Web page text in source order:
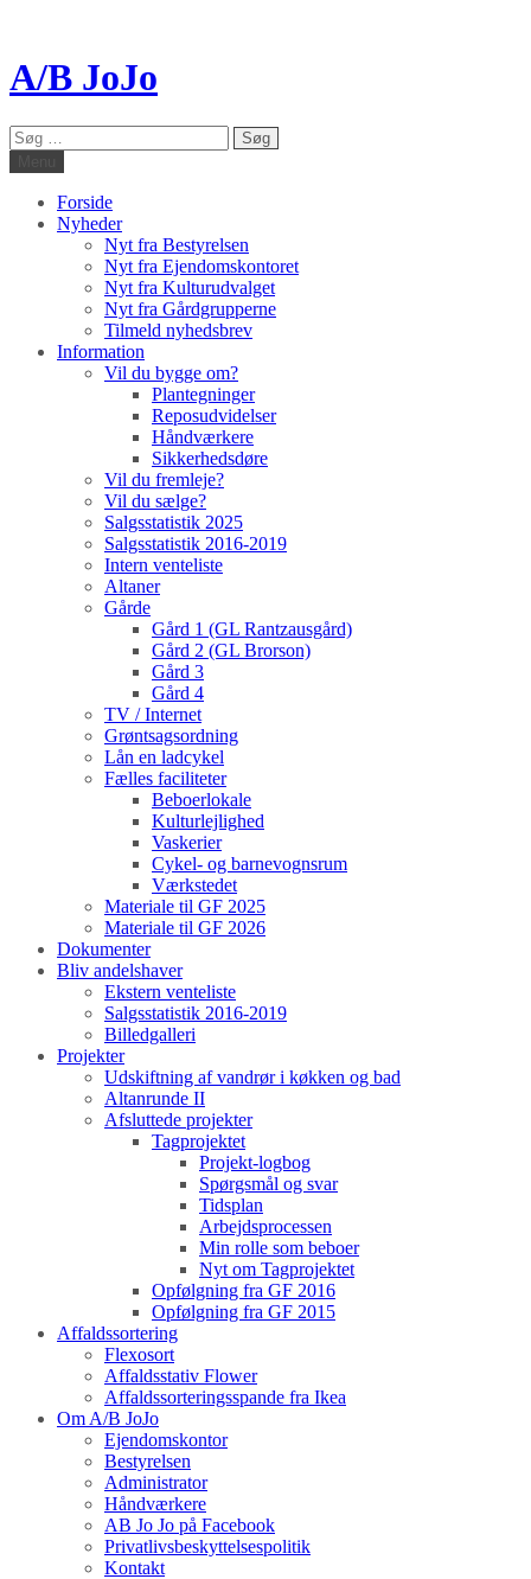
A/B JoJo
Søg
efter:
Forside
Nyheder
Nyt fra Bestyrelsen
Nyt fra Ejendomskontoret
Nyt fra Kulturudvalget
Nyt fra Gårdgrupperne
Tilmeld nyhedsbrev
Information
Vil du bygge om?
Plantegninger
Reposudvidelser
Håndværkere
Sikkerhedsdøre
Vil du fremleje?
Vil du sælge?
Salgsstatistik 2025
Salgsstatistik 2016-2019
Intern venteliste
Altaner
Gårde
Gård 1 (GL Rantzausgård)
Gård 2 (GL Brorson)
Gård 3
Gård 4
TV / Internet
Grøntsagsordning
Lån en ladcykel
Fælles faciliteter
Beboerlokale
Kulturlejlighed
Vaskerier
Cykel- og barnevognsrum
Værkstedet
Materiale til GF 2025
Materiale til GF 2026
Dokumenter
Bliv andelshaver
Ekstern venteliste
Salgsstatistik 2016-2019
Billedgalleri
Projekter
Udskiftning af vandrør i køkken og bad
Altanrunde II
Afsluttede projekter
Tagprojektet
Projekt-logbog
Spørgsmål og svar
Tidsplan
Arbejdsprocessen
Min rolle som beboer
Nyt om Tagprojektet
Opfølgning fra GF 2016
Opfølgning fra GF 2015
Affaldssortering
Flexosort
Affaldsstativ Flower
Affaldssorteringsspande fra Ikea
Om A/B JoJo
Ejendomskontor
Bestyrelsen
Administrator
Håndværkere
AB Jo Jo på Facebook
Privatlivsbeskyttelsespolitik
Kontakt